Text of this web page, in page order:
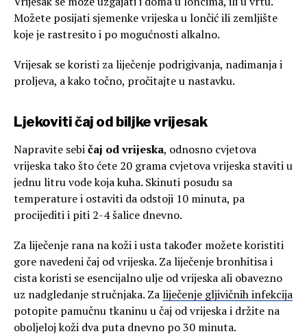
Možete posijati sjemenke vrijeska u lončić ili zemljište
koje je rastresito i po mogućnosti alkalno.
Vrijesak se koristi za liječenje podrigivanja, nadimanja i
proljeva, a kako točno, pročitajte u nastavku.
Ljekoviti čaj od biljke vrijesak
Napravite sebičaj od vrijeska, odnosno cvjetova
vrijeska tako što ćete 20 grama cvjetova vrijeska staviti u
jednu litru vode koja kuha. Skinuti posudu sa
temperature i ostaviti da odstoji 10 minuta, pa
procijediti i piti 2-4 šalice dnevno.
Za liječenje rana na koži i usta također možete koristiti
gore navedeni čaj od vrijeska. Za liječenje bronhitisa i
cista koristi se esencijalno ulje od vrijeska ali obavezno
uz nadgledanje stručnjaka. Zaliječenje gljivičnih infekcija
potopite pamučnu tkaninu u čaj od vrijeska i držite na
oboljeloj koži dva puta dnevno po 30 minuta.